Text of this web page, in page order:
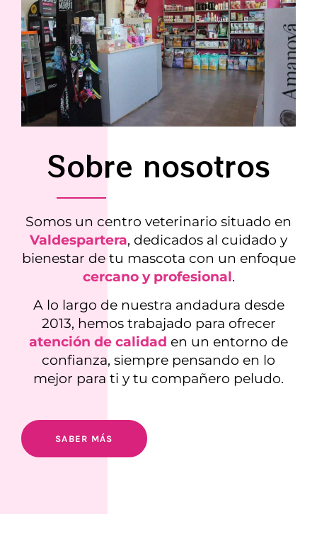
Sobre nosotros
Somos un centro veterinario situado en
Valdespartera, dedicados al cuidado y
bienestar de tu mascota con un enfoque
cercano y profesional.
A lo largo de nuestra andadura desde
2013, hemos trabajado para ofrecer
atención de calidad en un entorno de
confianza, siempre pensando en lo
mejor para ti y tu compañero peludo.
SABER MÁS